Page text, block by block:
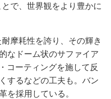
で、世界観をより豊かに
摩耗性を誇り、その輝き
なドーム状のサファイア
コーティングを施して反
するなどの工夫も。バン
を採用している。